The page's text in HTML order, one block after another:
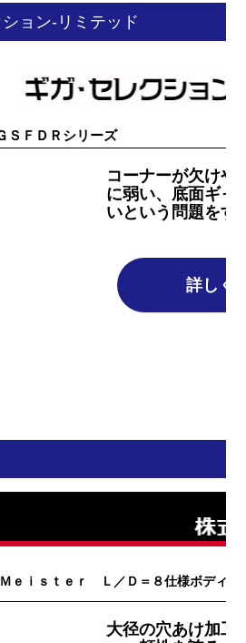
ョン-リミテッド
ＳＦＤＲシリーズ
コーナーが欠けや
に弱い、底面ギャ
いという問題をす
詳しく
ｅｉｓｔｅｒ Ｌ／Ｄ＝８仕様ボディ拡
大径の穴あけ加工